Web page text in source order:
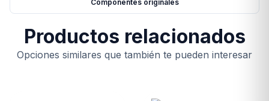
Componentes originales
Productos relacionados
Opciones similares que también te pueden interesar